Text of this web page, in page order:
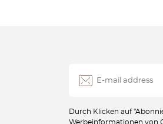
Durch Klicken auf
Werbeinformationen von